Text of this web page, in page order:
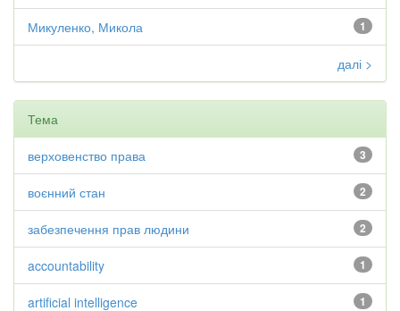
1
Микуленко, Микола
далі >
Тема
3
верховенство права
2
воєнний стан
2
забезпечення прав людини
1
accountability
1
artificial intelligence